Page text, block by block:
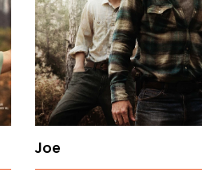
Joe